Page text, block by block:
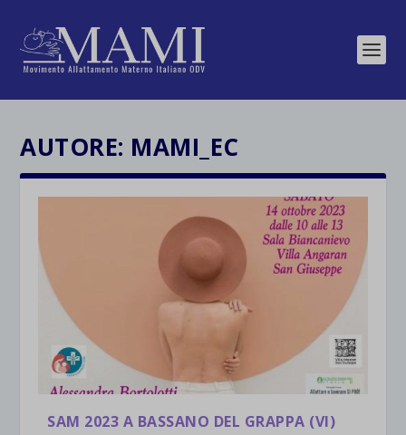
AUTORE: MAMI_EC
SAM 2023 A BASSANO DEL GRAPPA (VI)